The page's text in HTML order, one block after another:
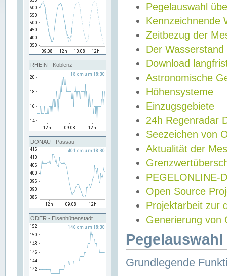
RHEIN - Koblenz
DONAU - Passau
ODER - Eisenhüttenstadt
Pegelauswahl
Kennzeichnende
Zeitbezug der
Der Wasserstand
Download
Astronomische
Höhensysteme
Einzugsgebiete
24h Regenradar
Seezeichen von
Aktualität der
PEGELONLINE-
Open Source
Projektarbeit zur
Generierung von
Grundlegende